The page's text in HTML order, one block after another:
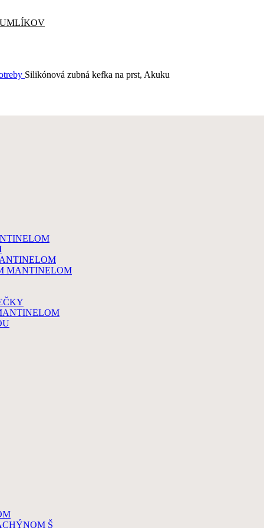
Silikónová zubná kefka na prst, Akuku
MANTINELOM
Š